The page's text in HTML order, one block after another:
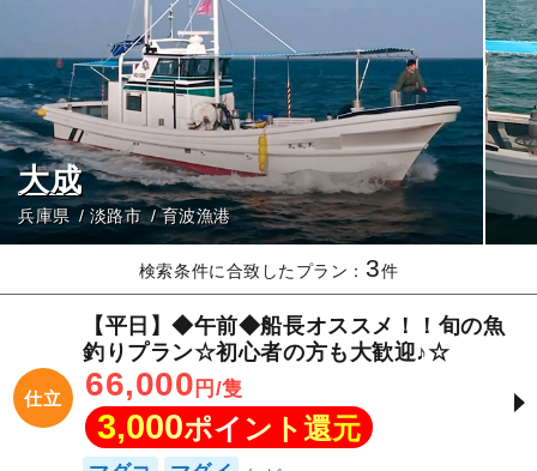
大成
兵庫県 淡路市 育波漁港
検索条件に合致したプラン： 3件
仕立
【平日】◆午前◆船長オススメ！！旬の魚
釣りプラン☆初心者の方も大歓迎♪☆
66,000 円/隻
3,000ポイント還元